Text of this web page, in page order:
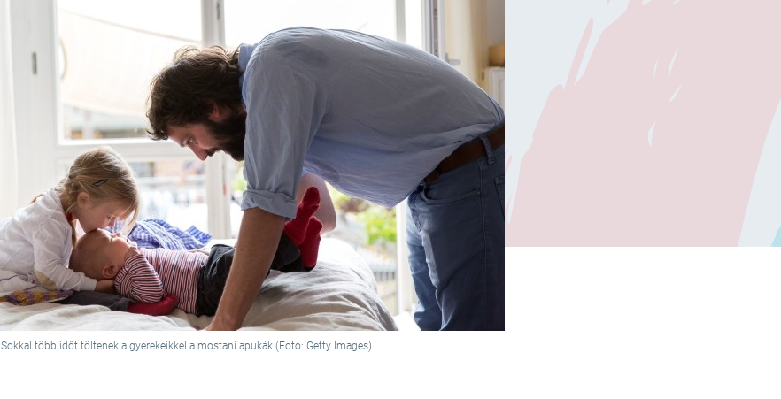
Sokkal több időt töltenek a gyerekeikkel a mostani apukák (Fotó: Getty Images)